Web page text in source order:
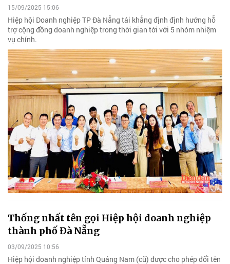
15/09/2025 15:06
Hiệp hội Doanh nghiệp TP Đà Nẵng tái khẳng định định hướng hỗ
trợ cộng đồng doanh nghiệp trong thời gian tới với 5 nhóm nhiệm
vụ chính.
Thống nhất tên gọi Hiệp hội doanh nghiệp
thành phố Đà Nẵng
03/09/2025 10:56
Hiệp hội doanh nghiệp tỉnh Quảng Nam (cũ) được cho phép đổi tên